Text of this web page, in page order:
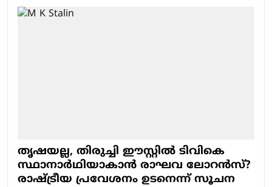
തൃഷയല്ല, തിരുച്ചി ഈസ്റ്റില്‍ ടിവികെ
സ്ഥാനാര്‍ഥിയാകാന്‍ രാഘവ ലോറന്‍സ്?
രാഷ്ട്രീയ പ്രവേശനം ഉടനെന്ന് സൂചന